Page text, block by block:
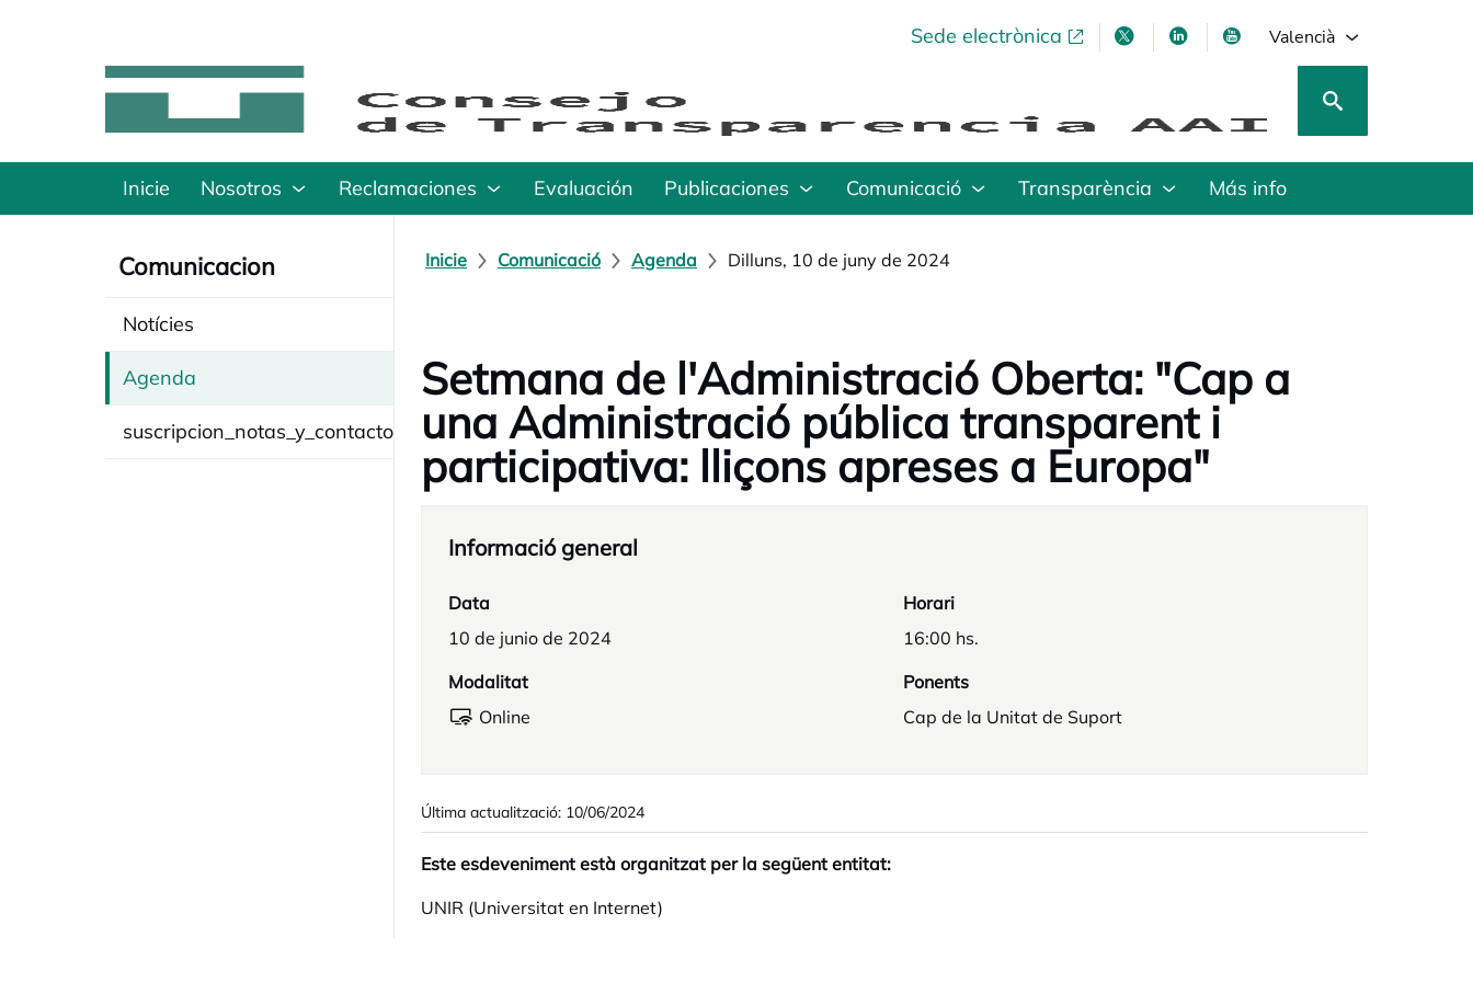
Sede electrònicaopens in a new tabopens in a new tab
opens in a new tab
opens in a new tab
Valencià
Inicie Nosotros Reclamaciones Evaluación Publicaciones Comunicació Transparència Más info
Comunicacion
Notícies
Agenda
suscripcion_notas_y_contacto
Inicie Comunicació Agenda Dilluns, 10 de juny de 2024
Setmana de l'Administració Oberta: "Cap a
una Administració pública transparent i
participativa: lliçons apreses a Europa"
Informació general
Data
10 de junio de 2024
Horari
16:00 hs.
Modalitat
Online
Ponents
Cap de la Unitat de Suport
Última actualització: 10/06/2024
Este esdeveniment està organitzat per la següent entitat:
UNIR (Universitat en Internet)